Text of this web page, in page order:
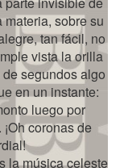
sobre su
tan fácil, no
vista la orilla
segundos algo
en un instante:
luego por
coronas de
la música celeste